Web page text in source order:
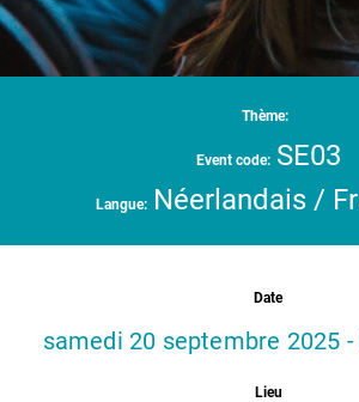
Thème:
Event code: SE03
Langue: Néerlandais /
Date
samedi 20 septembre 2025
Lieu